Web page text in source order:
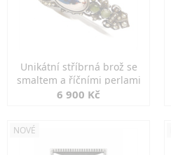
Unikátní stříbrná brož se
smaltem a říčními perlami
6 900 Kč
NOVÉ